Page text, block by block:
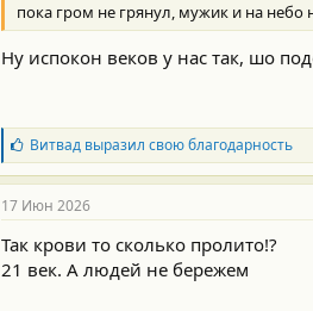
Это перечень только киевских
предприятий ВПК. Добавьте к этому
«Цели ударов достигнуты, все
н
с
пока гром не грянул, мужик и на небо
Ну испокон веков у нас так, шо
Б
л
а
г
о
д
а
р
Витвадвыразил свою благодарность
17 Июн 2026
Так крови то сколько пролито!?
21 век. А людей не бережем